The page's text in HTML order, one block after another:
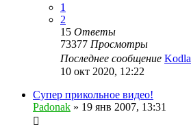
1
2
15 Ответы
73377 Просмотры
Последнее сообщение Kodla
10 окт 2020, 12:22
Супер прикольное видео!
Padonak » 19 янв 2007, 13:31